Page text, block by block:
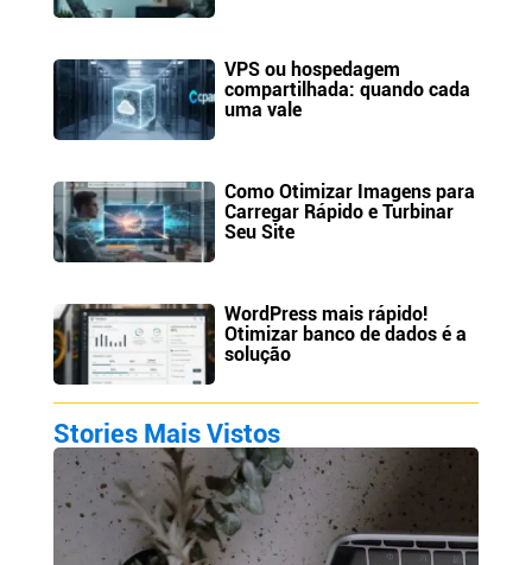
VPS ou hospedagem
compartilhada: quando cada
uma vale
Como Otimizar Imagens para
Carregar Rápido e Turbinar
Seu Site
WordPress mais rápido!
Otimizar banco de dados é a
solução
Stories Mais Vistos